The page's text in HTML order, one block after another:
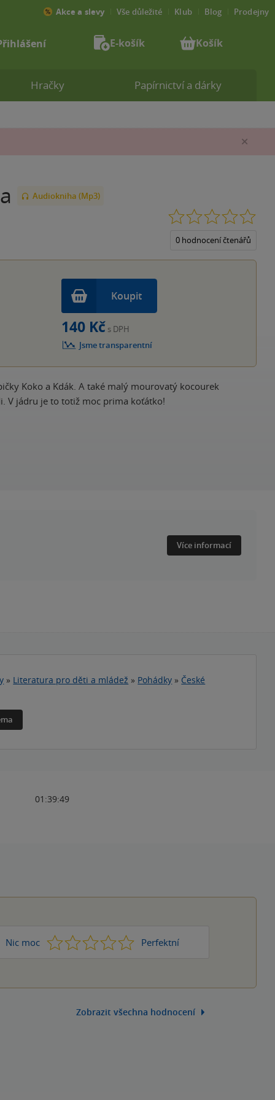
Audiokniha (Mp3)
0 hodnocení čtenářů
Koupit
140 Kč s DPH
Jsme transparentní
Koko a Kdák. A také malý mourovatý kocourek
V jádru je to totiž moc prima koťátko!
Více informací
» Literatura pro děti a mládež » Pohádky » České
01:39:49
Nic moc 1 2 3 4 Perfektní
5
Zobrazit všechna hodnocení
Hračky Papírnictví a dárky
Akce a slevy Vše důležité Klub Blog Prodejny
E-košík Košík